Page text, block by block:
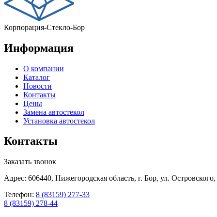
Корпорация-Стекло-Бор
Информация
О компании
Каталог
Новости
Контакты
Цены
Замена автостекол
Установка автостекол
Контакты
Заказать звонок
Адрес: 606440, Нижегородская область, г. Бор, ул.
Телефон: 8 (83159) 277-33
8 (83159) 278-44